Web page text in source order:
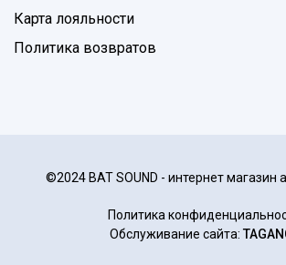
Карта лояльности
Политика возвратов
©2024 BAT SOUND - интернет магазин
Политика
Обслуживание сайта: